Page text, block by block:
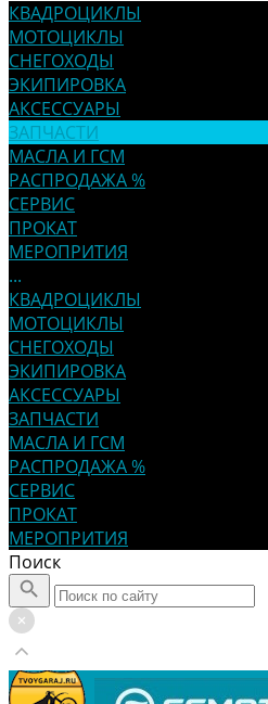
КВАДРОЦИКЛЫ
МОТОЦИКЛЫ
СНЕГОХОДЫ
ЭКИПИРОВКА
АКСЕССУАРЫ
ЗАПЧАСТИ
МАСЛА И ГСМ
РАСПРОДАЖА %
СЕРВИС
ПРОКАТ
МЕРОПРИТИЯ
...
КВАДРОЦИКЛЫ
МОТОЦИКЛЫ
СНЕГОХОДЫ
ЭКИПИРОВКА
АКСЕССУАРЫ
ЗАПЧАСТИ
МАСЛА И ГСМ
РАСПРОДАЖА %
СЕРВИС
ПРОКАТ
МЕРОПРИТИЯ
Поиск